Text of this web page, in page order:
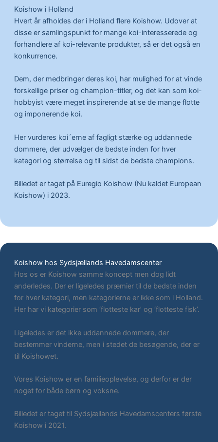
Koishow i Holland
Hvert år afholdes der i Holland flere Koishow. Udover at
disse er samlingspunkt for mange koi-interesserede og
forhandlere af koi-relevante produkter, så er det også en
konkurrence.
Dem, der medbringer deres koi, har mulighed for at vinde
forskellige priser og champion-titler, og det kan som koi-
hobbyist være meget inspirerende at se de mange flotte
og imponerende koi.
Her vurderes koi´erne af fagligt stærke og uddannede
dommere, der udvælger de bedste inden for hver
kategori og størrelse og til sidst de bedste champions.
Billedet er taget på Euregio Koishow (Nu kaldet European
Koishow) i 2023.
Koishow hos Sydsjællands Havedamscenter
Hos os er Koishow samme koncept men dog lidt
anderledes. Der er ligeledes præmier til de bedste inden
for hver kategori, men kategorierne er ikke som i Holland.
Her har vi kategorier som ‘flotteste kar’ og ‘flotteste fisk’.
Ligeledes er det ikke uddannede dommere, der
bestemmer vinderne, men i stedet de besøgende, der er
til Koishowet.
Vores Koishow er en familieoplevelse, og derfor er der
noget for både børn og voksne.
Billedet er taget til Sydsjællands Havedamscenters første
Koishow i 2021.